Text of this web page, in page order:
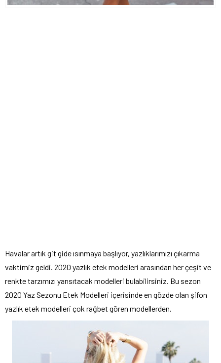
Havalar artık git gide ısınmaya başlıyor, yazlıklarımızı çıkarma
vaktimiz geldi. 2020 yazlık etek modelleri arasından her çeşit ve
renkte tarzımızı yansıtacak modelleri bulabilirsiniz. Bu sezon
2020 Yaz Sezonu Etek Modelleri içerisinde en gözde olan şifon
yazlık etek modelleri çok rağbet gören modellerden.